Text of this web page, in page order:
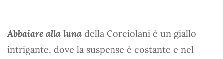
Abbaiare alla luna della Corciolani è un giallo
intrigante, dove la suspense è costante e nel